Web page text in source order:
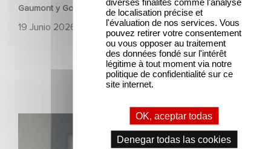
Gaumont y Good Hero anuncian la secuela de Ballerina
19 Junio 2026
México 86 ya está disponible en Netflix
de localisation précise et
l'évaluation de nos services. Vous
pouvez retirer votre consentement
ou vous opposer au traitement
des données fondé sur l'intérêt
légitime à tout moment via notre
politique de confidentialité sur ce
site internet.
OK, aceptar todas
Denegar todas las cookies